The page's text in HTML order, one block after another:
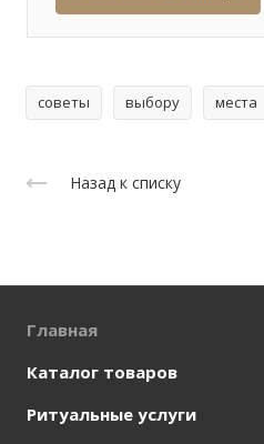
советы выбору места
Назад к списку
Главная
Каталог товаров
Ритуальные услуги